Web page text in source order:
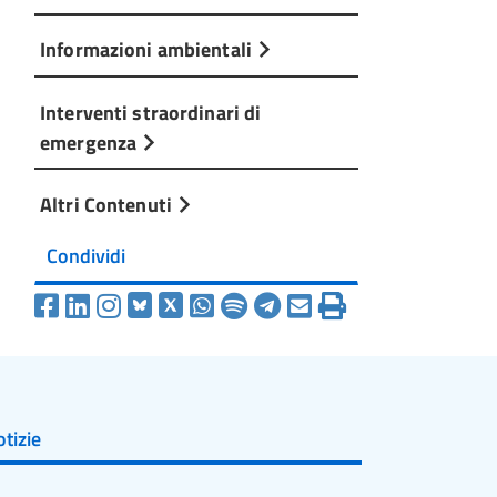
Informazioni ambientali
Interventi straordinari di
emergenza
Altri Contenuti
Condividi